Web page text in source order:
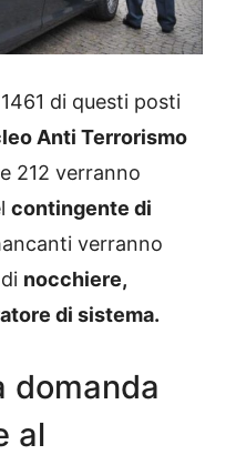
di questi posti
Anti Terrorismo
212 verranno
contingente di
verranno
nocchiere,
di sistema.
domanda
al